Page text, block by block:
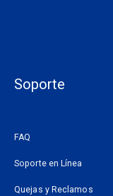
Soporte
FAQ
Soporte en Línea
Quejas y Reclamos